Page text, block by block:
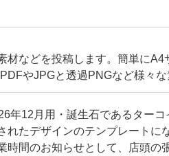
材などを投稿します。簡単にA4
やJPGと透過PNGなど様々
となります。
年12月用・誕生石であるターコ
れたデザインのテンプレートに
時間のお知らせとして、店頭の